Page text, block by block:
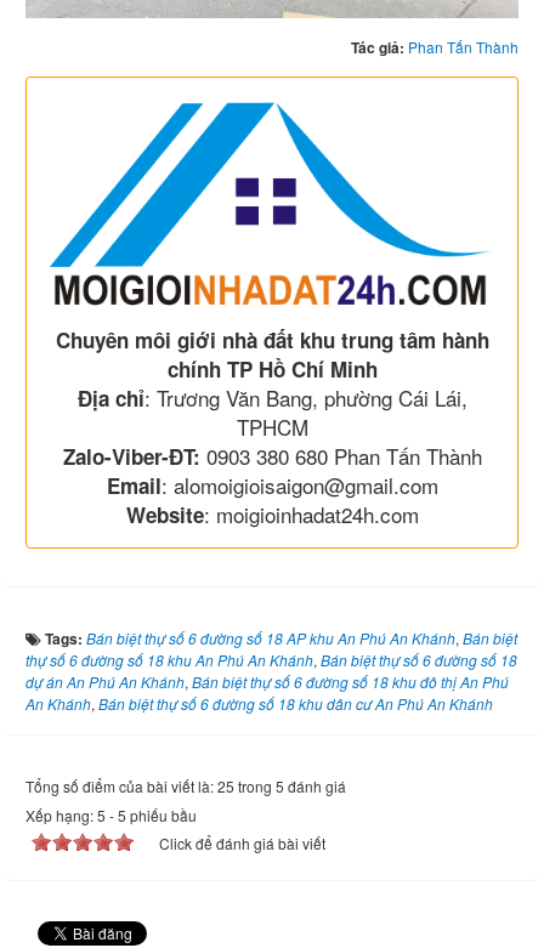
Tác giả: Phan Tấn Thành
Chuyên môi giới nhà đất khu trung tâm hành
chính TP Hồ Chí Minh
Địa chỉ: Trương Văn Bang, phường Cái Lái,
TPHCM
Zalo-Viber-ĐT: 0903 380 680 Phan Tấn Thành
Email: alomoigioisaigon@gmail.com
Website: moigioinhadat24h.com
Tags: Bán biệt thự số 6 đường số 18 AP khu An Phú An Khánh, Bán biệt
thự số 6 đường số 18 khu An Phú An Khánh, Bán biệt thự số 6 đường số 18
dự án An Phú An Khánh, Bán biệt thự số 6 đường số 18 khu đô thị An Phú
An Khánh, Bán biệt thự số 6 đường số 18 khu dân cư An Phú An Khánh
Tổng số điểm của bài viết là: 25 trong 5 đánh giá
Xếp hạng:5 -5 phiếu bầu
Click để đánh giá bài viết